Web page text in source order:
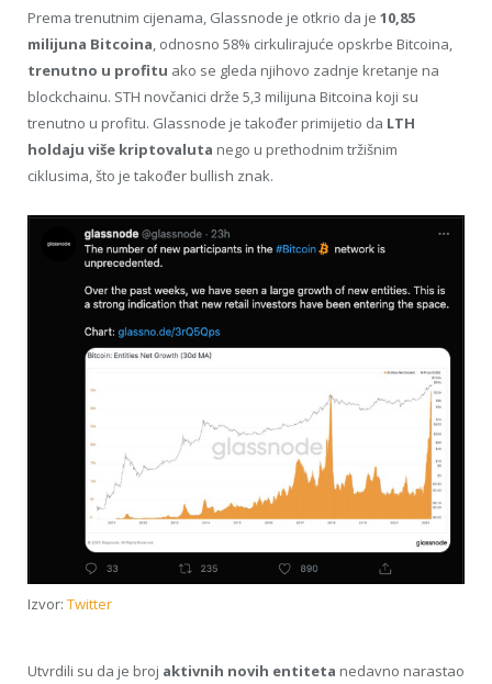
Prema trenutnim cijenama, Glassnode je otkrio da je 10,85
milijuna Bitcoina, odnosno 58% cirkulirajuće opskrbe Bitcoina,
trenutno u profitu ako se gleda njihovo zadnje kretanje na
blockchainu. STH novčanici drže 5,3 milijuna Bitcoina koji su
trenutno u profitu. Glassnode je također primijetio da LTH
holdaju više kriptovaluta nego u prethodnim tržišnim
ciklusima, što je također bullish znak.
Izvor: Twitter
Utvrdili su da je broj aktivnih novih entiteta nedavno narastao